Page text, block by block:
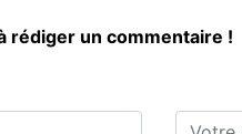
rédiger un commentaire !
E-mail*